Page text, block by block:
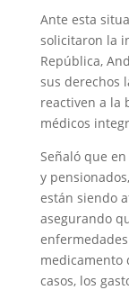
Ante esta
solicitaron la
República,
sus derechos
reactiven a la
médicos
Señaló que
y
están siendo
asegurando
medicamento
casos, los